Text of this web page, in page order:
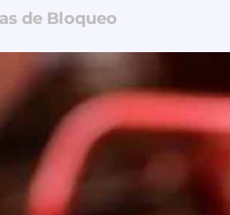
de Bloqueo